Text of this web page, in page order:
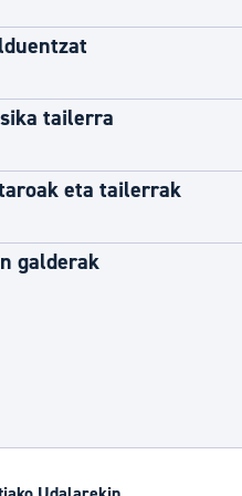
Abisuak
tailerra
eta tailerrak
galderak